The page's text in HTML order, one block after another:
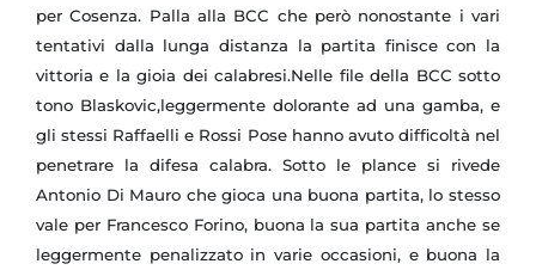
per Cosenza. Palla alla BCC che però nonostante i vari
tentativi dalla lunga distanza la partita finisce con la
vittoria e la gioia dei calabresi.Nelle file della BCC sotto
tono Blaskovic,leggermente dolorante ad una gamba, e
gli stessi Raffaelli e Rossi Pose hanno avuto difficoltà nel
penetrare la difesa calabra. Sotto le plance si rivede
Antonio Di Mauro che gioca una buona partita, lo stesso
vale per Francesco Forino, buona la sua partita anche se
leggermente penalizzato in varie occasioni, e buona la